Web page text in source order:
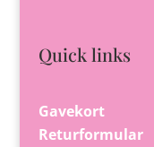
Quick links
Gavekort
Returformular